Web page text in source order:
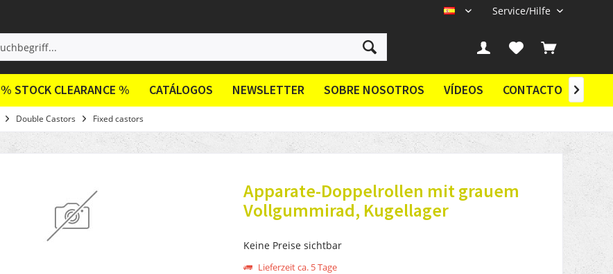
Service/Hilfe
% STOCK CLEARANCE % CATÁLOGOS NEWSLETTER SOBRE NOSOTROS VÍDEOS CONTACTO 
Double Castors Fixed castors
Apparate-Doppelrollen mit grauem
Vollgummirad, Kugellager
Keine Preise sichtbar
Lieferzeit ca. 5 Tage